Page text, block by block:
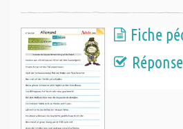
Fiche
Réponse